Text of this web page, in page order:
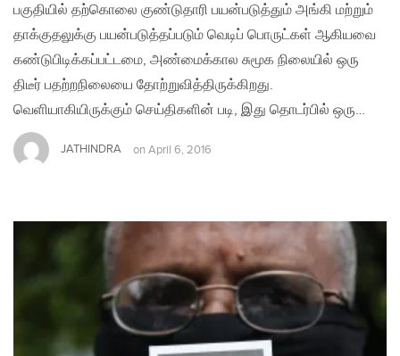
பகுதியில் தற்கொலை குண்டுதாரி பயன்படுத்தும் அங்கி மற்றும்
தாக்குதலுக்கு பயன்படுத்தப்படும் வெடிப் பொருட்கள் ஆகியவை
கண்டுபிடிக்கப்பட்டமை, அண்மைக்கால சுமூக நிலையில் ஒரு
திடீர் பதற்றநிலையை தோற்றுவித்திருக்கிறது.
வெளியாகியிருக்கும் செய்திகளின் படி, இது தொடர்பில் ஒரு…
JATHINDRA on April 6, 2016